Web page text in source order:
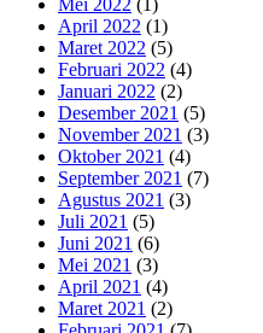
April 2022 (1)
Maret 2022 (5)
Februari 2022 (4)
Januari 2022 (2)
Desember 2021 (5)
November 2021 (3)
Oktober 2021 (4)
September 2021 (7)
Agustus 2021 (3)
Juli 2021 (5)
Juni 2021 (6)
Mei 2021 (3)
April 2021 (4)
Maret 2021 (2)